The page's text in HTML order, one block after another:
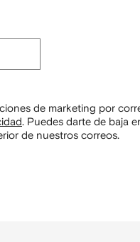
de marketing por
. Puedes darte de baja
de nuestros correos.